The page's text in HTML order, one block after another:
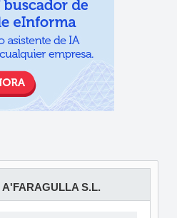
A'FARAGULLA S.L.